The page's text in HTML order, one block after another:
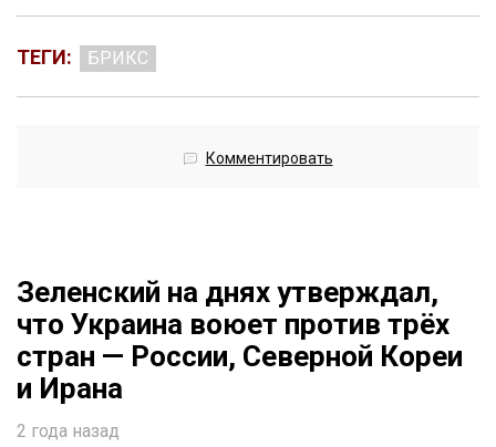
ТЕГИ: БРИКС
Комментировать
Зеленский на днях утверждал,
что Украина воюет против трёх
стран — России, Северной Кореи
и Ирана
2 года назад